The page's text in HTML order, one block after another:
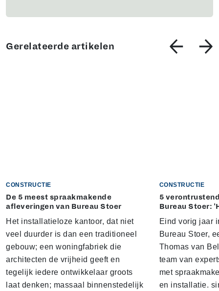
Gerelateerde artikelen
CONSTRUCTIE
De 5 meest spraakmakende
afleveringen van Bureau Stoer
Het installatieloze kantoor, dat niet
veel duurder is dan een traditioneel
gebouw; een woningfabriek die
architecten de vrijheid geeft en
tegelijk iedere ontwikkelaar groots
laat denken; massaal binnenstedelijk
CONSTRUCTIE
5
Bureau Stoer:
Eind vorig jaar
Bureau Stoer,
Thomas van
team van
met
en installatie.